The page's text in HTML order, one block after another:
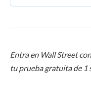
Entra en Wall Street
tu prueba gratuita de 1